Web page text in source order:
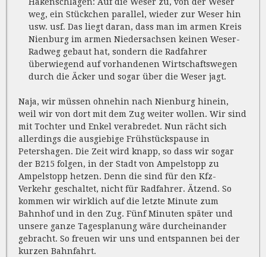
weg, ein Stückchen parallel, wieder zur Weser hin
usw. usf. Das liegt daran, dass man im armen Kreis
Nienburg im armen Niedersachsen keinen Weser-
Radweg gebaut hat, sondern die Radfahrer
überwiegend auf vorhandenen Wirtschaftswegen
durch die Äcker und sogar über die Weser jagt.
Naja, wir müssen ohnehin nach Nienburg hinein,
weil wir von dort mit dem Zug weiter wollen. Wir sind
mit Tochter und Enkel verabredet. Nun rächt sich
allerdings die ausgiebige Frühstückspause in
Petershagen. Die Zeit wird knapp, so dass wir sogar
der B215 folgen, in der Stadt von Ampelstopp zu
Ampelstopp hetzen. Denn die sind für den Kfz-
Verkehr geschaltet, nicht für Radfahrer. Ätzend. So
kommen wir wirklich auf die letzte Minute zum
Bahnhof und in den Zug. Fünf Minuten später und
unsere ganze Tagesplanung wäre durcheinander
gebracht. So freuen wir uns und entspannen bei der
kurzen Bahnfahrt.